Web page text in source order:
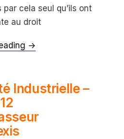
par cela seul qu’ils ont
au droit
→
Industrielle –